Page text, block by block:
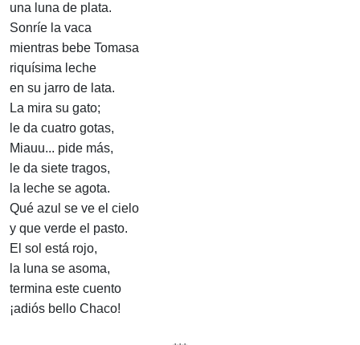
una luna de plata.
Sonríe la vaca
mientras bebe Tomasa
riquísima leche
en su jarro de lata.
La mira su gato;
le da cuatro gotas,
Miauu... pide más,
le da siete tragos,
la leche se agota.
Qué azul se ve el cielo
y que verde el pasto.
El sol está rojo,
la luna se asoma,
termina este cuento
¡adiós bello Chaco!